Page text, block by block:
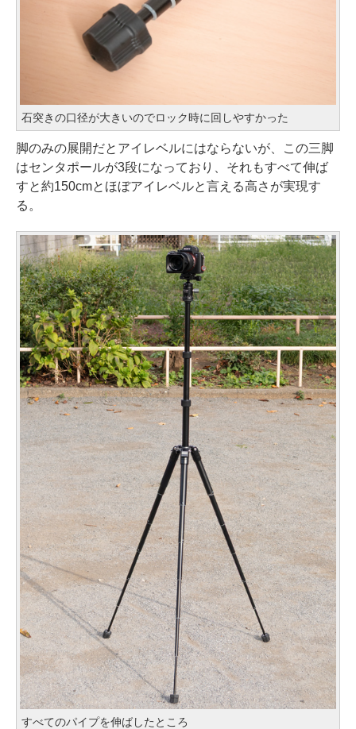
石突きの口径が大きいのでロック時に回しやすかった
脚のみの展開だとアイレベルにはならないが、この三脚
はセンタポールが3段になっており、それもすべて伸ば
すと約150cmとほぼアイレベルと言える高さが実現す
る。
すべてのパイプを伸ばしたところ